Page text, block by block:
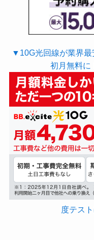
▼10G光回線が業界最
初月無料に
度テス